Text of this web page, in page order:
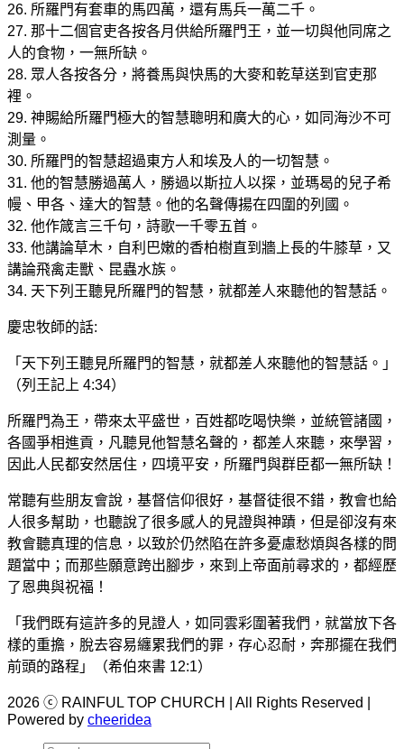
26. 所羅門有套車的馬四萬，還有馬兵一萬二千。
27. 那十二個官吏各按各月供給所羅門王，並一切與他同席之
人的食物，一無所缺。
28. 眾人各按各分，將養馬與快馬的大麥和乾草送到官吏那
裡。
29. 神賜給所羅門極大的智慧聰明和廣大的心，如同海沙不可
測量。
30. 所羅門的智慧超過東方人和埃及人的一切智慧。
31. 他的智慧勝過萬人，勝過以斯拉人以探，並瑪曷的兒子希
幔、甲各、達大的智慧。他的名聲傳揚在四圍的列國。
32. 他作箴言三千句，詩歌一千零五首。
33. 他講論草木，自利巴嫩的香柏樹直到牆上長的牛膝草，又
講論飛禽走獸、昆蟲水族。
34. 天下列王聽見所羅門的智慧，就都差人來聽他的智慧話。
慶忠牧師的話:
「天下列王聽見所羅門的智慧，就都差人來聽他的智慧話。」
（列王記上 4:34）
所羅門為王，帶來太平盛世，百姓都吃喝快樂，並統管諸國，
各國爭相進貢，凡聽見他智慧名聲的，都差人來聽，來學習，
因此人民都安然居住，四境平安，所羅門與群臣都一無所缺！
常聽有些朋友會說，基督信仰很好，基督徒很不錯，教會也給
人很多幫助，也聽說了很多感人的見證與神蹟，但是卻沒有來
教會聽真理的信息，以致於仍然陷在許多憂慮愁煩與各樣的問
題當中；而那些願意跨出腳步，來到上帝面前尋求的，都經歷
了恩典與祝福！
「我們既有這許多的見證人，如同雲彩圍著我們，就當放下各
樣的重擔，脫去容易纏累我們的罪，存心忍耐，奔那擺在我們
前頭的路程」（希伯來書 12:1）
2026 ⓒ RAINFUL TOP CHURCH | All Rights Reserved |
Powered by cheeridea